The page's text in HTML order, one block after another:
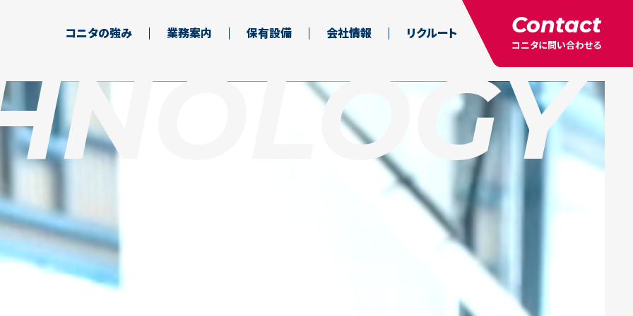
コニタの強み 業務案内 保有設備 会社情報 リクルート Contact
コニタに問い合わせる